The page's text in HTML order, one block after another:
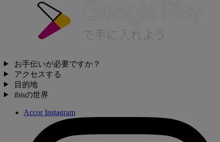
お手伝いが必要ですか？
アクセスする
目的地
ibisの世界
Accor Instagram